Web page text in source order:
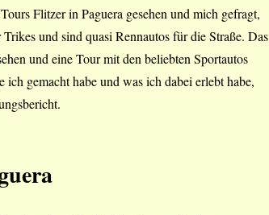
Flitzer in Paguera gesehen und mich gefragt,
und sind quasi Rennautos für die Straße. Das
und eine Tour mit den beliebten Sportautos
gemacht habe und was ich dabei erlebt habe,